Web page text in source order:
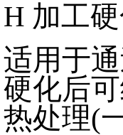
H 加工
适用于
硬化后
热处理(